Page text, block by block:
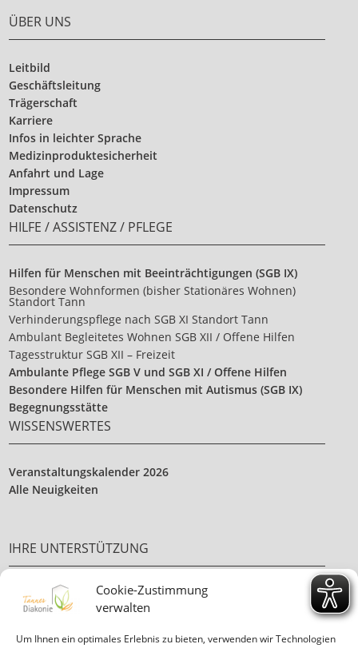
Cookie-Zustimmung
verwalten
Um Ihnen ein optimales Erlebnis zu bieten, verwenden wir Technologien
ÜBER UNS
Leitbild
Geschäftsleitung
Trägerschaft
Karriere
Infos in leichter Sprache
Medizinproduktesicherheit
Anfahrt und Lage
Impressum
Datenschutz
HILFE / ASSISTENZ / PFLEGE
Hilfen für Menschen mit Beeinträchtigungen (SGB IX)
Besondere Wohnformen (bisher Stationäres Wohnen)
Standort Tann
Verhinderungspflege nach SGB XI Standort Tann
Ambulant Begleitetes Wohnen SGB XII / Offene Hilfen
Tagesstruktur SGB XII – Freizeit
Ambulante Pflege SGB V und SGB XI / Offene Hilfen
Besondere Hilfen für Menschen mit Autismus (SGB IX)
Begegnungsstätte
WISSENSWERTES
Veranstaltungskalender 2026
Alle Neuigkeiten
IHRE UNTERSTÜTZUNG
Ehrenamt
Ihre Spende